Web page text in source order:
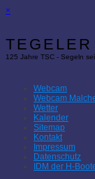
×
125 Jahre TSC - Segeln
Webcam
Webcam
Wetter
Kalender
Sitemap
Kontakt
Impressum
Datenschutz
IDM der H-